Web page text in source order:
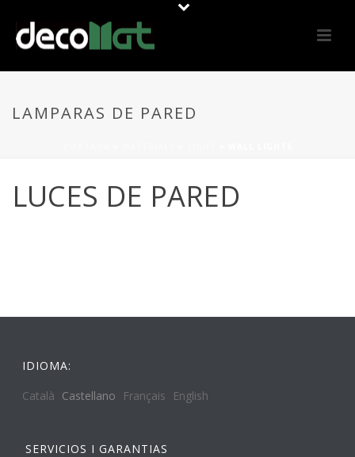
LAMPARAS DE PARED
LUCES DE PARED
IDIOMA:
Català Castellano Français English
SERVICIOS I GARANTIAS